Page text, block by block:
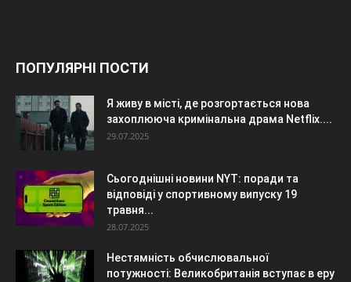
ПОПУЛЯРНІ ПОСТИ
Я живу в місті, де розгортається нова
захоплююча кримінальна драма Netflix....
29.07.2025
Сьогоднішні новини NYT: поради та
відповіді у спортивному випуску 19
травня...
28.07.2025
Нестямність обчислювальної
потужності: Великобританія вступає в еру